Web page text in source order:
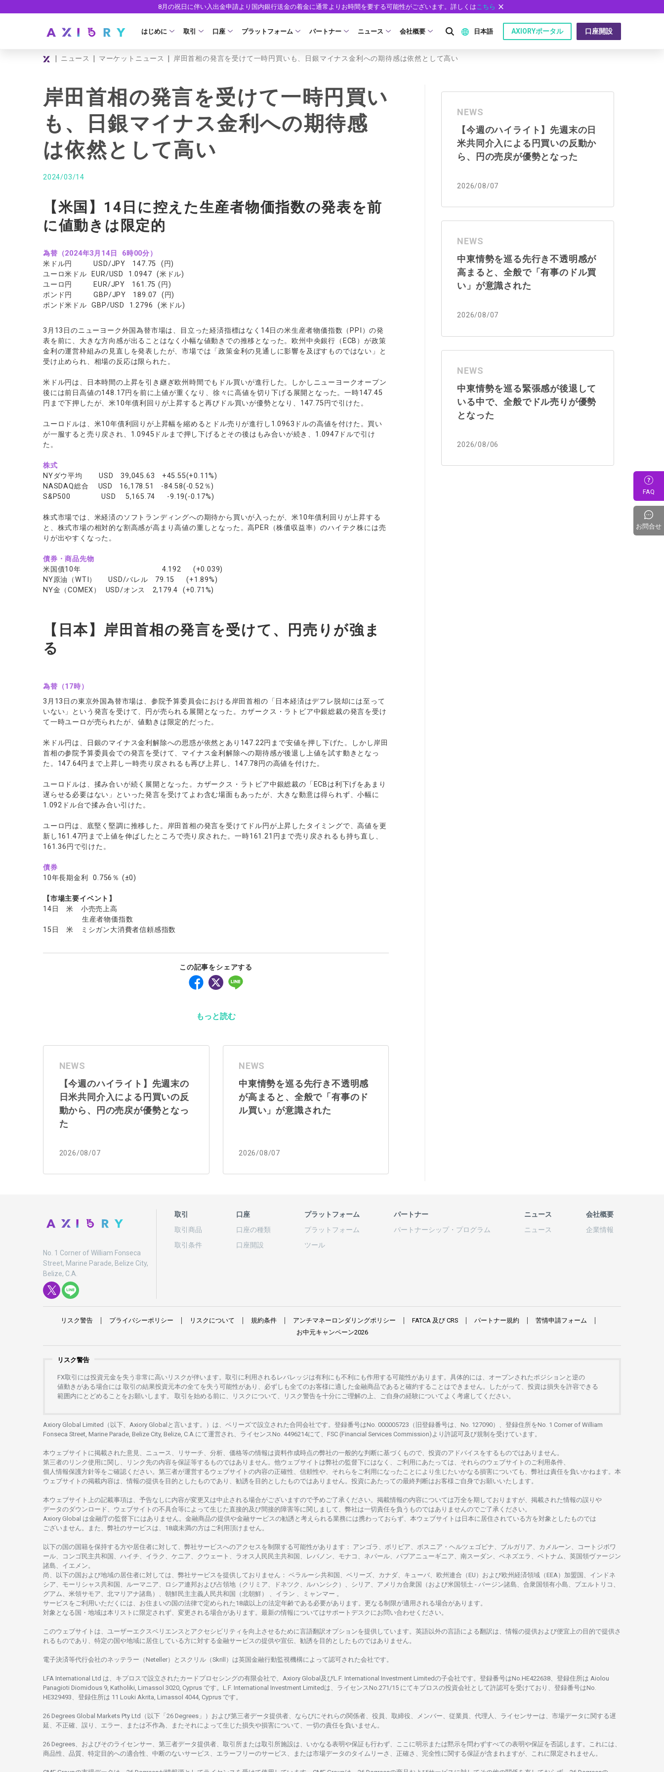
8月の祝日に伴い入出金申請より国内銀行送金の着金に通常よりお時間を要する可能性がございます。詳しくはこちら
はじめに
ライセンス
安全性
取引
FX（通貨ペア）
現物株式
ETF
株式CFD
貴金属CFD
スプレッド・手数料
ゼロカットとロスカット
スワップとロールオーバー
取引時間
口座
口座タイプ
法人のお客様
ゼロ口座 NEW
口座開設フォーム
必要書類
開設方法
プラットフォーム
MT4
cTrader
MT4/MT5 ヒストリカルデータ
EA(エキスパートアドバイザー)
カスタムインジケーター
通貨インデックス
パートナー
イントロデュース・パートナープログラム（IP）
特別・VIPプログラム
ニュース
お知らせ
マーケットニュース
コーポレートニュース
会社概要 日本語
日本語
عربى
Русский
Español
Tiếng Việt
AXIORYポータル 口座開設
| ニュース | マーケットニュース | 岸田首相の発言を受けて一時円買いも、日銀マイナス金利への期待感は依然として高い
岸田首相の発言を受けて一時円買い
も、日銀マイナス金利への期待感
は依然として高い
2024/03/14
【米国】14日に控えた生産者物価指数の発表を前
に値動きは限定的
為替（2024年3月14日 6時00分）
米ドル円 USD/JPY 147.75 (円)
ユーロ米ドル EUR/USD 1.0947 (米ドル)
ユーロ円 EUR/JPY 161.75 (円)
ポンド円 GBP/JPY 189.07 (円)
ポンド米ドル GBP/USD 1.2796 (米ドル)
3月13日のニューヨーク外国為替市場は、目立った経済指標はなく14日の米生産者物価指数（PPI）の発
表を前に、大きな方向感が出ることはなく小幅な値動きでの推移となった。欧州中央銀行（ECB）が政策
金利の運営枠組みの見直しを発表したが、市場では「政策金利の見通しに影響を及ぼすものではない」と
受け止められ、相場の反応は限られた。
米ドル円は、日本時間の上昇を引き継ぎ欧州時間でもドル買いが進行した。しかしニューヨークオープン
後には前日高値の148.17円を前に上値が重くなり、徐々に高値を切り下げる展開となった。一時147.45
円まで下押したが、米10年債利回りが上昇すると再びドル買いが優勢となり、147.75円で引けた。
ユーロドルは、米10年債利回りが上昇幅を縮めるとドル売りが進行し1.0963ドルの高値を付けた。買い
が一服すると売り戻され、1.0945ドルまで押し下げるとその後はもみ合いが続き、1.0947ドルで引け
た。
株式
NYダウ平均 USD 39,045.63 +45.55(+0.11%)
NASDAQ総合 USD 16,178.51 -84.58(-0.52％)
S&P500 USD 5,165.74 -9.19(-0.17%)
株式市場では、米経済のソフトランディングへの期待から買いが入ったが、米10年債利回りが上昇する
と、株式市場の相対的な割高感が高まり高値の重しとなった。高PER（株価収益率）のハイテク株には売
りが出やすくなった。
債券・商品先物
米国債10年 4.192 (+0.039)
NY原油（WTI） USD/バレル 79.15 (+1.89%)
NY金（COMEX） USD/オンス 2,179.4 (+0.71%)
【日本】岸田首相の発言を受けて、円売りが強ま
る
為替（17時）
3月13日の東京外国為替市場は、参院予算委員会における岸田首相の「日本経済はデフレ脱却には至って
いない」という発言を受けて、円が売られる展開となった。カザークス・ラトビア中銀総裁の発言を受け
て一時ユーロが売られたが、値動きは限定的だった。
米ドル円は、日銀のマイナス金利解除への思惑が依然とあり147.22円まで安値を押し下げた。しかし岸田
首相の参院予算委員会での発言を受けて、マイナス金利解除への期待感が後退し上値を試す動きとなっ
た。147.64円まで上昇し一時売り戻されるも再び上昇し、147.78円の高値を付けた。
ユーロドルは、揉み合いが続く展開となった。カザークス・ラトビア中銀総裁の「ECBは利下げをあまり
遅らせる必要はない」といった発言を受けてよわ含む場面もあったが、大きな動意は得られず、小幅に
1.092ドル台で揉み合い引けた。
ユーロ円は、底堅く堅調に推移した。岸田首相の発言を受けてドル円が上昇したタイミングで、高値を更
新し161.47円まで上値を伸ばしたところで売り戻された。一時161.21円まで売り戻されるも持ち直し、
161.36円で引けた。
債券
10年長期金利 0.756％ (±0)
【市場主要イベント】
14日 米 小売売上高
生産者物価指数
15日 米 ミシガン大消費者信頼感指数
この記事をシェアする
もっと読む
NEWS
【今週のハイライト】先週末の
日米共同介入による円買いの反
動から、円の売戻が優勢となっ
た
2026/08/07
NEWS
中東情勢を巡る先行き不透明感
が高まると、全般で「有事のド
ル買い」が意識された
2026/08/07
NEWS
【今週のハイライト】先週末の日
米共同介入による円買いの反動か
ら、円の売戻が優勢となった
2026/08/07
NEWS
中東情勢を巡る先行き不透明感が
高まると、全般で「有事のドル買
い」が意識された
2026/08/07
NEWS
中東情勢を巡る緊張感が後退して
いる中で、全般でドル売りが優勢
となった
2026/08/06
No. 1 Corner of William Fonseca
Street, Marine Parade, Belize City,
Belize, C.A.
取引
取引商品
取引条件
口座
口座の種類
口座開設
プラットフォーム
プラットフォーム
ツール
パートナー
パートナーシップ・ プログラム
ニュース
ニュース
会社概要
企業情報
リスク警告 プライバシーポリシー リスクについて 規約条件 アンチマネーロンダリングポリシー FATCA 及び CRS パートナー規約 苦情申請フォーム
お中元キャンペーン2026
リスク警告
FX取引には投資元金を失う 非常に高い リスクが伴います。 取引に利用さ れる レバレッジは有利にも不利にも作用する可能性があります。 具体的には、 オープンさ れた ポジションと 逆の
値動きがある場合には 取引の結果投資元本の全てを失う 可能性があり、 必ずしも全てのお客様に適した金融商品であると 確約することはできません。したがって、 投資は損失を許容できる
範囲内にとどめることをお願いします 。 取引を始める前に、リスクについて、 リスク警告を十分に ご理解の 上、 ご自身の経験について よく 考慮してください。
Axiory Global Limited（以下、Axiory Globalと言います。）は、 ベリーズで設立さ れた合同会社です。 登録番号はNo. 000005723（旧登録番号は、No. 127090）、 登録住所をNo. 1 Corner of William
Fonseca Street, Marine Parade, Belize City, Belize, C.A.にて運営さ れ、 ライセンスNo. 4496214にて、FSC (Financial Services Commission)より 許認可及び規制を受けています。
本ウェブサイトに掲載さ れた意見、ニュース、リサーチ、分析、 価格等の情報は資料作成時点の弊社の一般的な判断に基づくもので、 投資のアドバイスをするものではありません。
第三者の リンク使用に関し、 リンク先の内容を保証等するものではありません。 他ウェブサイトは弊社の監督下にはな く、 ご利用に あたっては、 それらのウェブサイトの ご利用条件、
個人情報保護方針等を ご確認ください。 第三者が運営するウェブサイトの内容の正確性、信頼性や、それらをご利用になったことにより 生じたいかなる損害についても、 弊社は責任を負いかね ます。 本
ウェブサイトの掲載内容は、 情報の提供を 目的としたものであり、 勧誘を 目的としたものではありません。 投資に あたっての最終判断はお客様ご自身でお願いいたします。
本ウェブサイト 上の記載事項は、 予告なしに 内容が変更又は中止さ れる場合がございますので予めご了承ください。 掲載情報の内容については万全を期しておりますが、 掲載さ れた情報の誤りや
データのダウンロード、 ウェブサイトの不具合等に よって生じた 直接的及び間接的障害等に関し まして、 弊社は一切責任を負うものではありませんのでご了承ください。
Axiory Global は金融庁の監督下にはありません。 金融商品の提供や金融サービスの勧誘と 考えられる業務には携わっておらず、 本ウェブサイトは 日本に 居住さ れている方を対象としたものでは
ございません。
また、 弊社のサービスは、18歳未満の方は ご利用頂けません 。
以下の国の国籍を保持する方や居住者に対して、 弊社サービスへのアクセスを制限する可能性があります ： アンゴラ、ボリビア、 ボスニア ・ ヘルツェゴビナ、ブルガリア、カメルーン、コートジボワ
ール、
コンゴ民主共和国、ハイチ、イラク、ケニア、クウェート、 ラオス 人民民主共和国、レバノン、モナコ、ネパール、パプアニューギニア、 南スーダン、ベネズエラ、ベトナム、 英国領ヴァージン
諸島、 イエメン。
尚、 以下の国および地域の居住者に対しては、 弊社サービスを提供しておりません ： ベラルーシ共和国、ベリーズ、カナダ、キューバ、 欧州連合 （EU） および欧州経済領域 （EEA）加盟国、インドネ
シア、 モーリシャス共和国、ルーマニア、 ロシア連邦および占領地 （クリミア、ドネツク、ルハンシク）、シリア、 アメリカ合衆国 （および米国領土 - バージン諸島、合衆国領有小島、プエルトリコ、
グアム、 米領サモア、 北マリアナ諸島）、 朝鮮民主主義人民共和国 （北朝鮮） 、イラン 、ミャンマー 。
サービスを ご利用いただくには、お住まいの国の法律で定められた 18歳以上の法定年齢である必要があります。 更なる制限が適用さ れる場合があります。
対象となる国 ・ 地域は本 リストに限定さ れず、 変更さ れる場合があります。 最新の情報についてはサポートデスクに お問い合わせくださ い。
このウェブサイトは、 ユーザーエクスペリエンスと アクセシビリティを向上さ せるために言語翻訳オプションを提供しています。 英語以外の言語に よる翻訳は、 情報の提供および便宜上の目的で提供さ
れるものであり、 特定の国や地域に 居住している方に対する金融サービスの提供や宣伝、 勧誘を 目的としたものではありません。
電子決済等代行会社のネッテラー （Neteller）と スクリル （Skrill）は英国金融行動監視機構に よって認可さ れた会社です。
LFA International Ltd は、 キプロスで設立さ れた カードプロセシングの有限会社で、Axiory Global及びL.F. International Investment Limitedの子会社です。 登録番号はNo.HE422638、 登録住所は Aiolou
Panagioti Diomidous 9, Katholiki, Limassol 3020, Cyprus です。L.F. International Investment Limitedは、 ライセンスNo.271/15 にてキプロスの投資会社として許認可を受けており、 登録番号はNo.
HE329493、 登録住所は 11 Louki Akrita, Limassol 4044, Cyprus です。
26 Degrees Global Markets Pty Ltd（以下「26 Degrees」） および第三者データ提供者、ならびにそれらの関係者、役員、取締役、メンバー、従業員、代理人、ライセンサーは、 市場データに関する遅
延、不正確、誤り、エラー、
または不作為、 またそれに よって生じた損失や損害について、 一切の責任を負いません。
26 Degrees、 およびそのライセンサー、 第三者データ提供者、 取引所または取引所施設は、いかなる表明や保証も行わず、 ここに 明示または黙示を問わずすべての表明や保証を否認し ます。
これには、
商品性、品質、 特定目的への適合性、 中断のないサービス、 エラーフリーのサービス、 または市場データのタイムリーさ、正確さ、 完全性に関する保証が含まれますが、これに限定さ れません。
FAQ
お問合せ